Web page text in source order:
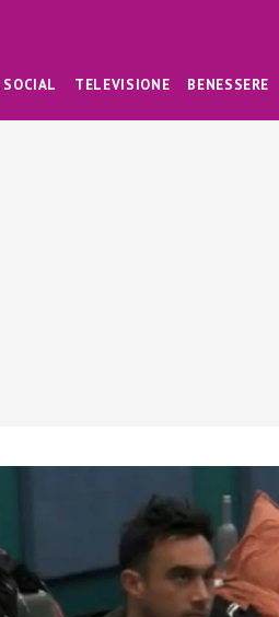
SOCIAL TELEVISIONE BENESSERE